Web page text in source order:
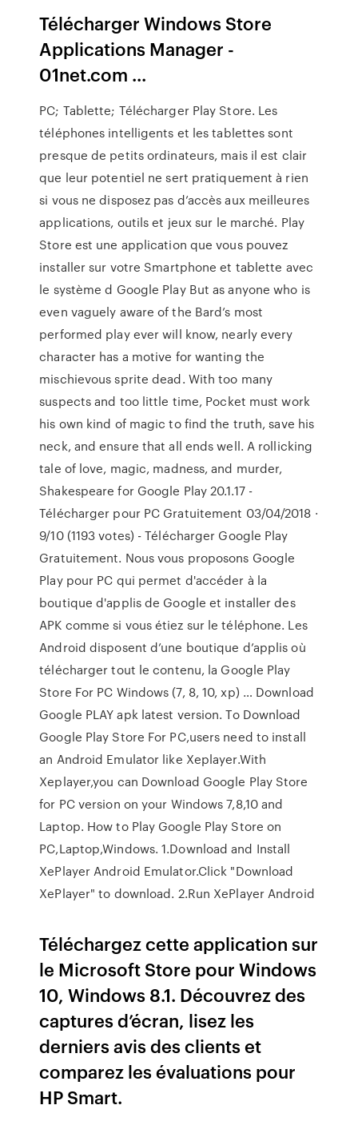
Télécharger Windows Store
Applications Manager -
01net.com ...
PC; Tablette; Télécharger Play Store. Les
téléphones intelligents et les tablettes sont
presque de petits ordinateurs, mais il est clair
que leur potentiel ne sert pratiquement à rien
si vous ne disposez pas d’accès aux meilleures
applications, outils et jeux sur le marché. Play
Store est une application que vous pouvez
installer sur votre Smartphone et tablette avec
le système d Google Play But as anyone who is
even vaguely aware of the Bard’s most
performed play ever will know, nearly every
character has a motive for wanting the
mischievous sprite dead. With too many
suspects and too little time, Pocket must work
his own kind of magic to find the truth, save his
neck, and ensure that all ends well. A rollicking
tale of love, magic, madness, and murder,
Shakespeare for Google Play 20.1.17 -
Télécharger pour PC Gratuitement 03/04/2018 ·
9/10 (1193 votes) - Télécharger Google Play
Gratuitement. Nous vous proposons Google
Play pour PC qui permet d'accéder à la
boutique d'applis de Google et installer des
APK comme si vous étiez sur le téléphone. Les
Android disposent d’une boutique d’applis où
télécharger tout le contenu, la Google Play
Store For PC Windows (7, 8, 10, xp) … Download
Google PLAY apk latest version. To Download
Google Play Store For PC,users need to install
an Android Emulator like Xeplayer.With
Xeplayer,you can Download Google Play Store
for PC version on your Windows 7,8,10 and
Laptop. How to Play Google Play Store on
PC,Laptop,Windows. 1.Download and Install
XePlayer Android Emulator.Click "Download
XePlayer" to download. 2.Run XePlayer Android
Téléchargez cette application sur
le Microsoft Store pour Windows
10, Windows 8.1. Découvrez des
captures d’écran, lisez les
derniers avis des clients et
comparez les évaluations pour
HP Smart.